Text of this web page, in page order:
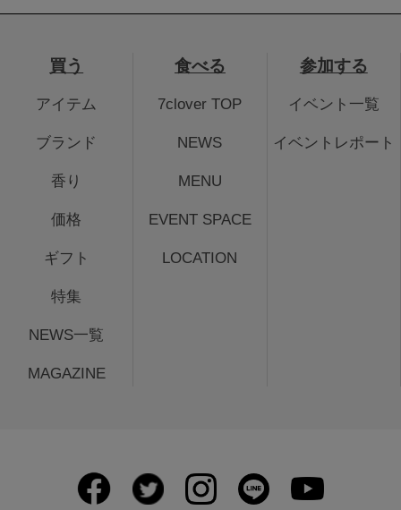
買う
アイテム
ブランド
香り
価格
ギフト
特集
NEWS一覧
MAGAZINE
食べる
7clover TOP
NEWS
MENU
EVENT SPACE
LOCATION
参加する
イベント一覧
イベントレポート